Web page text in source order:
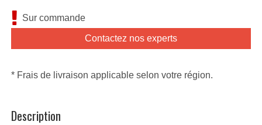
Sur commande
Contactez nos experts
* Frais de livraison applicable selon votre région.
Description